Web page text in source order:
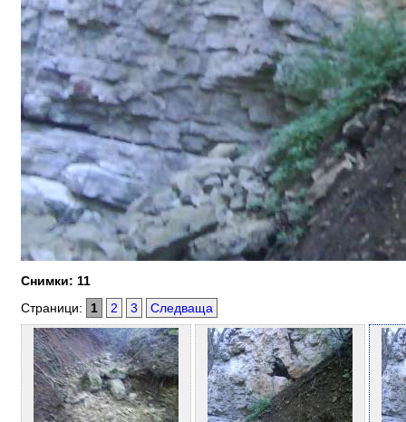
Снимки: 11
Страници:
1 2 3 Следваща